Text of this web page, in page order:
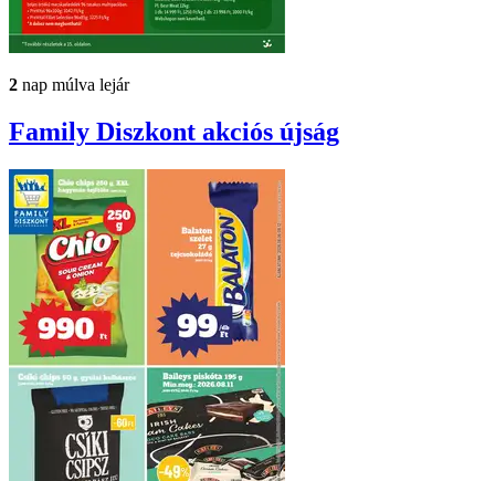
2 nap múlva lejár
Family Diszkont akciós újság